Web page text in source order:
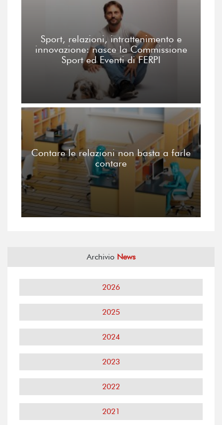
Sport, relazioni, intrattenimento e
innovazione: nasce la Commissione
Sport ed Eventi di FERPI
Contare le relazioni non basta a farle
contare
Archivio News
2026
2025
2024
2023
2022
2021